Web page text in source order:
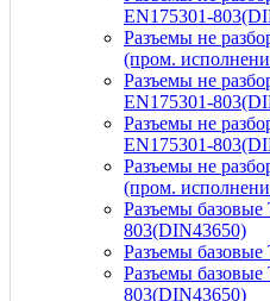
EN175301-
Разъемы не
(пром.
Разъемы не
EN175301-
Разъемы не
EN175301-
Разъемы не
(пром.
Разъемы
803(DIN43650)
Разъемы
Разъемы
803(DIN43650)